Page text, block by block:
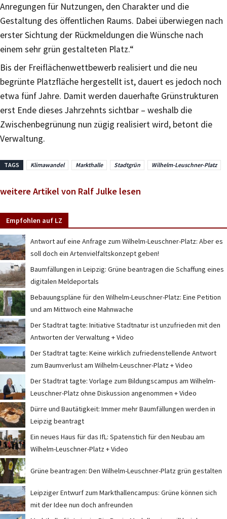
Anregungen für Nutzungen, den Charakter und die
Gestaltung des öffentlichen Raums. Dabei überwiegen nach
erster Sichtung der Rückmeldungen die Wünsche nach
einem sehr grün gestalteten Platz.“
Bis der Freiflächenwettbewerb realisiert und die neu
begrünte Platzfläche hergestellt ist, dauert es jedoch noch
etwa fünf Jahre. Damit werden dauerhafte Grünstrukturen
erst Ende dieses Jahrzehnts sichtbar – weshalb die
Zwischenbegrünung nun zügig realisiert wird, betont die
Verwaltung.
TAGS Klimawandel Markthalle Stadtgrün Wilhelm-Leuschner-Platz
weitere Artikel von Ralf Julke lesen
Empfohlen auf LZ
Antwort auf eine Anfrage zum Wilhelm-Leuschner-Platz: Aber es
soll doch ein Artenvielfaltskonzept geben!
Baumfällungen in Leipzig: Grüne beantragen die Schaffung eines
digitalen Meldeportals
Bebauungspläne für den Wilhelm-Leuschner-Platz: Eine Petition
und am Mittwoch eine Mahnwache
Der Stadtrat tagte: Initiative Stadtnatur ist unzufrieden mit den
Antworten der Verwaltung + Video
Der Stadtrat tagte: Keine wirklich zufriedenstellende Antwort
zum Baumverlust am Wilhelm-Leuschner-Platz + Video
Der Stadtrat tagte: Vorlage zum Bildungscampus am Wilhelm-
Leuschner-Platz ohne Diskussion angenommen + Video
Dürre und Bautätigkeit: Immer mehr Baumfällungen werden in
Leipzig beantragt
Ein neues Haus für das IfL: Spatenstich für den Neubau am
Wilhelm-Leuschner-Platz + Video
Grüne beantragen: Den Wilhelm-Leuschner-Platz grün gestalten
Leipziger Entwurf zum Markthallencampus: Grüne können sich
mit der Idee nun doch anfreunden